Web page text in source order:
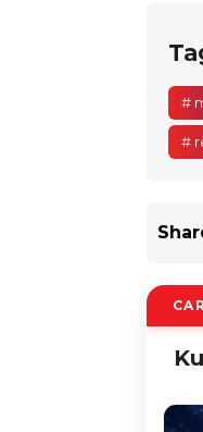
#
#